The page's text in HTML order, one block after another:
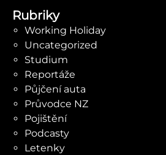
Rubriky
Working Holiday
Uncategorized
Studium
Reportáže
Půjčení auta
Průvodce NZ
Pojištění
Podcasty
Letenky